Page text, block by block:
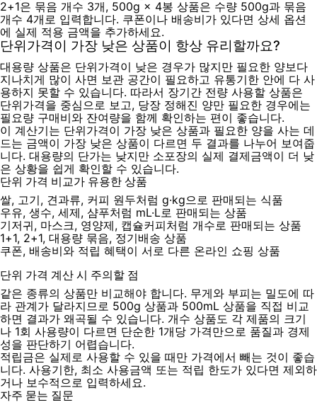
2+1은 묶음 개수 3개, 500g × 4봉 상품은 수량 500g과 묶음
개수 4개로 입력합니다. 쿠폰이나 배송비가 있다면 상세 옵션
에 실제 적용 금액을 추가하세요.
단위가격이 가장 낮은 상품이 항상 유리할까요?
대용량 상품은 단위가격이 낮은 경우가 많지만 필요한 양보다
지나치게 많이 사면 보관 공간이 필요하고 유통기한 안에 다 사
용하지 못할 수 있습니다. 따라서 장기간 전량 사용할 상품은
단위가격을 중심으로 보고, 당장 정해진 양만 필요한 경우에는
필요량 구매비와 잔여량을 함께 확인하는 편이 좋습니다.
이 계산기는 단위가격이 가장 낮은 상품과 필요한 양을 사는 데
드는 금액이 가장 낮은 상품이 다르면 두 결과를 나누어 보여줍
니다. 대용량의 단가는 낮지만 소포장의 실제 결제금액이 더 낮
은 상황을 쉽게 확인할 수 있습니다.
단위 가격 비교가 유용한 상품
쌀, 고기, 견과류, 커피 원두처럼 g·kg으로 판매되는 식품
우유, 생수, 세제, 샴푸처럼 mL·L로 판매되는 상품
기저귀, 마스크, 영양제, 캡슐커피처럼 개수로 판매되는 상품
1+1, 2+1, 대용량 묶음, 정기배송 상품
쿠폰, 배송비와 적립 혜택이 서로 다른 온라인 쇼핑 상품
단위 가격 계산 시 주의할 점
같은 종류의 상품만 비교해야 합니다. 무게와 부피는 밀도에 따
라 관계가 달라지므로 500g 상품과 500mL 상품을 직접 비교
하면 결과가 왜곡될 수 있습니다. 개수 상품도 각 제품의 크기
나 1회 사용량이 다르면 단순한 1개당 가격만으로 품질과 경제
성을 판단하기 어렵습니다.
적립금은 실제로 사용할 수 있을 때만 가격에서 빼는 것이 좋습
니다. 사용기한, 최소 사용금액 또는 적립 한도가 있다면 제외하
거나 보수적으로 입력하세요.
자주 묻는 질문